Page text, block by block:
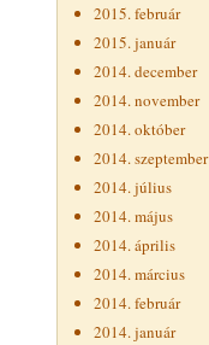
2015. február
2015. január
2014. december
2014. november
2014. október
2014. szeptember
2014. július
2014. május
2014. április
2014. március
2014. február
2014. január